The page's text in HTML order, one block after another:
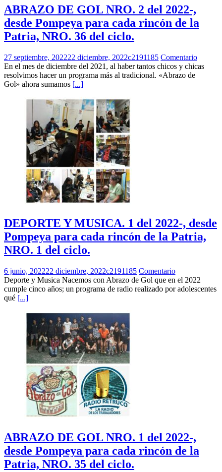
ABRAZO DE GOL NRO. 2 del 2022-,
desde Pompeya para cada rincón de la
Patria, NRO. 36 del ciclo.
27 septiembre, 202222 diciembre, 2022c2191185 Comentario
En el mes de diciembre del 2021, al haber tantos chicos y chicas
resolvimos hacer un programa más al tradicional. «Abrazo de
Gol» ahora sumamos [...]
DEPORTE Y MUSICA. 1 del 2022-, desde
Pompeya para cada rincón de la Patria,
NRO. 1 del ciclo.
6 junio, 202222 diciembre, 2022c2191185 Comentario
Deporte y Musica Nacemos con Abrazo de Gol que en el 2022
cumple cinco años; un programa de radio realizado por adolescentes
qué [...]
ABRAZO DE GOL NRO. 1 del 2022-,
desde Pompeya para cada rincón de la
Patria, NRO. 35 del ciclo.